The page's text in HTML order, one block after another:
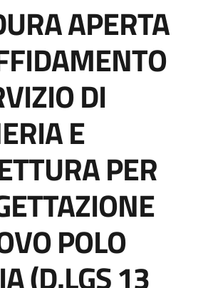
APERTA
DI
E
PER
POLO
(D.LGS 13